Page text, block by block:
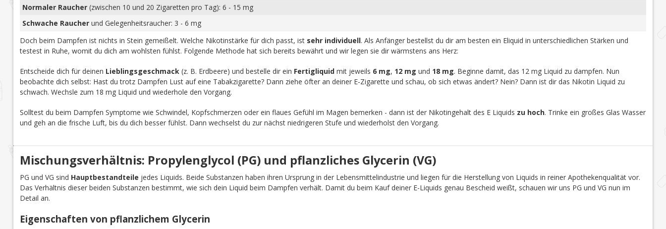
Normaler Raucher(zwischen 10 und 20 Zigaretten pro Tag): 6 - 15 mg
Schwache Raucherund Gelegenheitsraucher: 3 - 6 mg
Doch beim Dampfen ist nichts in Stein gemeißelt. Welche Nikotinstärke für dich passt, ist sehr individuell. Als Anfänger bestellst du dir am besten ein Eliquid in unterschiedlichen Stärken und
testest in Ruhe, womit du dich am wohlsten fühlst. Folgende Methode hat sich bereits bewährt und wir legen sie dir wärmstens ans Herz:
Entscheide dich für deinen Lieblingsgeschmack(z. B. Erdbeere) und bestelle dir ein Fertigliquidmit jeweils 6 mg, 12 mg und 18 mg. Beginne damit, das 12 mg Liquid zu dampfen. Nun
beobachte dich selbst: Hast du trotz Dampfen Lust auf eine Tabakzigarette? Dann ziehe öfter an deiner E-Zigarette und schau, ob sich etwas ändert? Nein? Dann ist dir das Nikotin Liquid zu
schwach. Wechsle zum 18 mg Liquid und wiederhole den Vorgang.
Solltest du beim Dampfen Symptome wie Schwindel, Kopfschmerzen oder ein flaues Gefühl im Magen bemerken - dann ist der Nikotingehalt des E Liquids zu hoch. Trinke ein großes Glas Wasser
und geh an die frische Luft, bis du dich besser fühlst. Dann wechselst du zur nächst niedrigeren Stufe und wiederholst den Vorgang.
Mischungsverhältnis: Propylenglycol (PG) und pflanzliches Glycerin (VG)
PG und VG sind Hauptbestandteile jedes Liquids. Beide Substanzen haben ihren Ursprung in der Lebensmittelindustrie und liegen für die Herstellung von Liquids in reiner Apothekenqualität vor.
Das Verhältnis dieser beiden Substanzen bestimmt, wie sich dein Liquid beim Dampfen verhält. Damit du beim Kauf deiner E-Liquids genau Bescheid weißt, schauen wir uns PG und VG nun im
Detail an.
Eigenschaften von pflanzlichem Glycerin